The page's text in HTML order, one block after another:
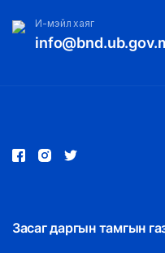
И-мэйл хаяг
Засаг даргын тамгын